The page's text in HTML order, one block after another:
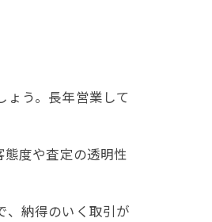
ょう。長年営業して
度や査定の透明性
、納得のいく取引が